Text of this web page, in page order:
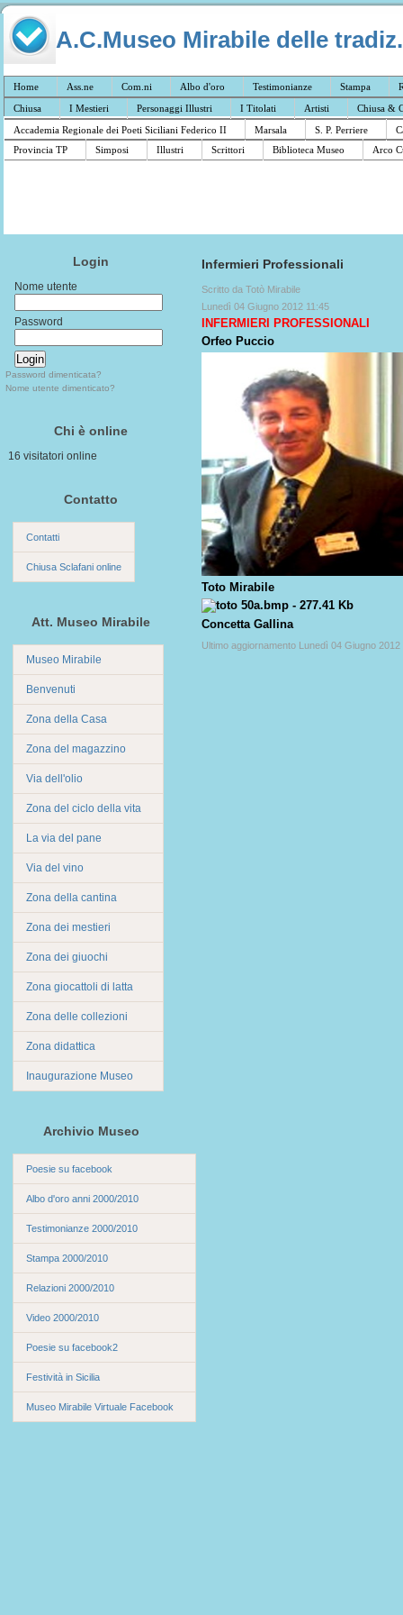
A.C.Museo Mirabile delle
Home Ass.ne Com.ni Albo d'oro Testimonianze Stampa
Chiusa
I Mestieri Personaggi Illustri I Titolati Artisti
Chiusa &
Accademia Regionale dei Poeti Siciliani Federico II
Marsala S. P. Perriere
Provincia TP
Simposi Illustri Scrittori Biblioteca Museo Arco
Login
Nome utente
Password
Password dimenticata?
Nome utente dimenticato?
Chi è online
16 visitatori online
Contatto
Contatti
Chiusa Sclafani online
Att. Museo Mirabile
Museo Mirabile
Benvenuti
Zona della Casa
Zona del magazzino
Via dell'olio
Zona del ciclo della vita
La via del pane
Via del vino
Zona della cantina
Zona dei mestieri
Zona dei giuochi
Zona giocattoli di latta
Zona delle collezioni
Zona didattica
Inaugurazione Museo
Archivio Museo
Poesie su facebook
Albo d'oro anni 2000/2010
Testimonianze 2000/2010
Stampa 2000/2010
Relazioni 2000/2010
Video 2000/2010
Poesie su facebook2
Festività in Sicilia
Museo Mirabile Virtuale Facebook
Infermieri Professionali
Scritto da Totò Mirabile
Lunedì 04 Giugno 2012 11:45
INFERMIERI PROFESSIONALI
Orfeo Puccio
Toto Mirabile
Concetta Gallina
Ultimo aggiornamento Lunedì 04 Giugno 2012